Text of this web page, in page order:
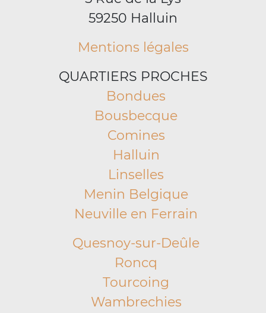
59250 Halluin
Mentions légales
QUARTIERS PROCHES
Bondues
Bousbecque
Comines
Halluin
Linselles
Menin Belgique
Neuville en Ferrain
Quesnoy-sur-Deûle
Roncq
Tourcoing
Wambrechies